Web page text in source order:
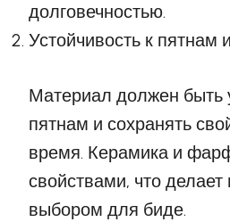
долговечностью.
Устойчивость к пятнам
Материал должен быть
пятнам и сохранять
время. Керамика и
свойствами, что
выбором для биде.